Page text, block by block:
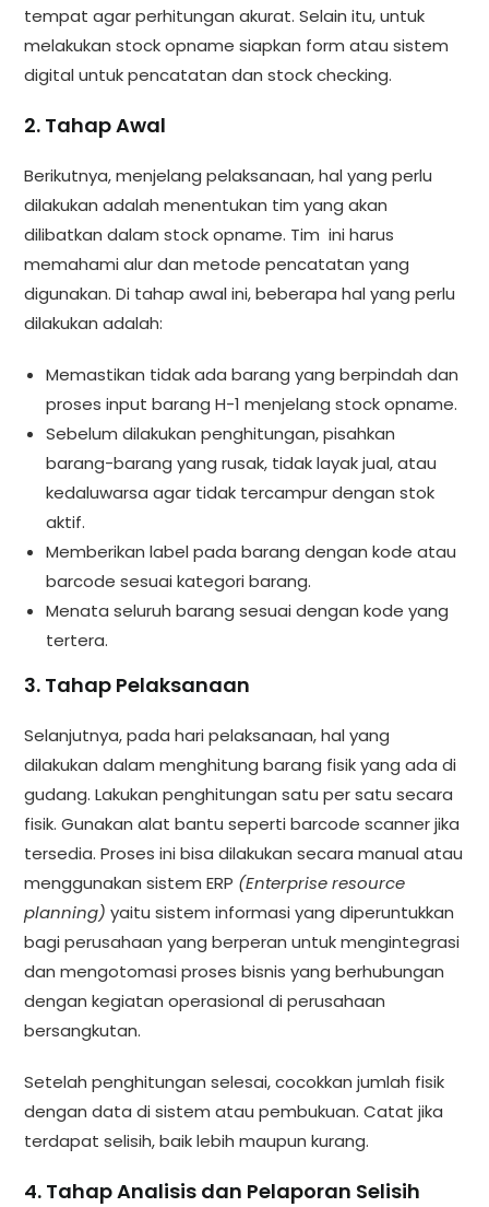
tempat agar perhitungan akurat. Selain itu, untuk
melakukan stock opname siapkan form atau sistem
digital untuk pencatatan dan stock checking.
2. Tahap Awal
Berikutnya, menjelang pelaksanaan, hal yang perlu
dilakukan adalah menentukan tim yang akan
dilibatkan dalam stock opname. Tim ini harus
memahami alur dan metode pencatatan yang
digunakan. Di tahap awal ini, beberapa hal yang perlu
dilakukan adalah:
Memastikan tidak ada barang yang berpindah dan
proses input barang H-1 menjelang stock opname.
Sebelum dilakukan penghitungan, pisahkan
barang-barang yang rusak, tidak layak jual, atau
kedaluwarsa agar tidak tercampur dengan stok
aktif.
Memberikan label pada barang dengan kode atau
barcode sesuai kategori barang.
Menata seluruh barang sesuai dengan kode yang
tertera.
3. Tahap Pelaksanaan
Selanjutnya, pada hari pelaksanaan, hal yang
dilakukan dalam menghitung barang fisik yang ada di
gudang. Lakukan penghitungan satu per satu secara
fisik. Gunakan alat bantu seperti barcode scanner jika
tersedia. Proses ini bisa dilakukan secara manual atau
menggunakan sistem ERP (Enterprise resource
planning)yaitu sistem informasi yang diperuntukkan
bagi perusahaan yang berperan untuk mengintegrasi
dan mengotomasi proses bisnis yang berhubungan
dengan kegiatan operasional di perusahaan
bersangkutan.
Setelah penghitungan selesai, cocokkan jumlah fisik
dengan data di sistem atau pembukuan. Catat jika
terdapat selisih, baik lebih maupun kurang.
4. Tahap Analisis dan Pelaporan Selisih